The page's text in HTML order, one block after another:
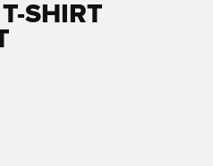
SHIRT